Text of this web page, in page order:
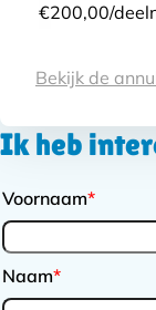
€200,00/
Bekijk de
Ik heb
Voornaam*
Naam*